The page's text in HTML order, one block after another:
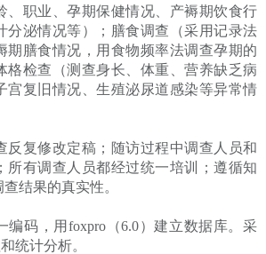
、职业、孕期保健情况、产褥期饮食行
分泌情况等）；膳食调查（采用记录法
期膳食情况，用食物频率法调查孕期的
格检查（测查身长、体重、营养缺乏病
宫复旧情况、生殖泌尿道感染等异常情
反复修改定稿；随访过程中调查人员和
所有调查人员都经过统一培训；遵循知
结果的真实性。
编码，用foxpro（6.0）建立数据库。采
统计分析。